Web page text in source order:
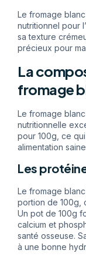
Le fromage
nutritionnel pour
sa texture
précieux pour
La
fromage
Le fromage
nutritionnelle
pour 100g, ce
alimentation
Les
Le fromage
portion de 100g,
Un pot de 100g
calcium et
santé osseuse.
à une bonne